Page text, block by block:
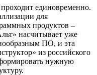
единовременно.
для
продуктов –
насчитывает уже
ПО, и эта
из российского
нужную